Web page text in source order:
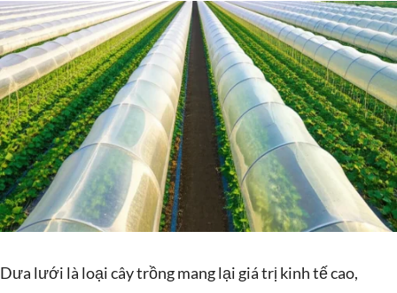
Dưa lưới là loại cây trồng mang lại giá trị kinh tế cao,